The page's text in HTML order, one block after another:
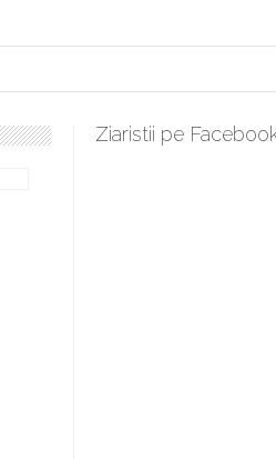
Sculați, sculați, boieri mari! Sara
Ziaristii pe